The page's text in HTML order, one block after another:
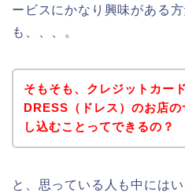
ービスにかなり興味がある
も、、、。
そもそも、クレジットカード
DRESS（ドレス）のお店の
し込むことってできるの？
と、思っている人も中には